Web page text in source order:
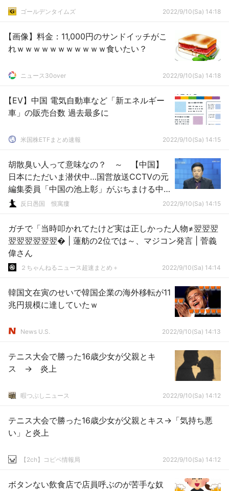
ゴールデンタイムズ 2022/9/10(Sa) 14:18
【画像】料金：11,000円のサンドイッチがこ
れｗｗｗｗｗｗｗｗｗｗｗ食いたい？
ニュース30over 2022/9/10(Sa) 14:18
【EV】中国 電気自動車など「新エネルギー
車」の販売台数 過去最多に
米国株ETFまとめ速報 2022/9/10(Sa) 14:15
胡散臭い人って意味なの？ ～ 【中国】
日本にただいま潜伏中…国営放送CCTVの元
編集委員「中国の池上彰」がぶちまける中
国メディアの内情
反日愚国 恨寓瘻 2022/9/10(Sa) 14:15
ガチで「当時叩かれてたけど実は正しかった人物≠翌翌翌
翌翌翌翌翌翌� | 蓮舫の2位では～、マジコン発言 | 菅義
偉さん
２ちゃんねるニュース超速まとめ＋ 2022/9/10(Sa) 14:14
韓国文在寅のせいで韓国企業の海外移転が11
兆円規模に達していたｗ
News U.S. 2022/9/10(Sa) 14:13
テニス大会で勝った16歳少女が父親とキ
ス → 炎上
暇つぶしニュース 2022/9/10(Sa) 14:12
テニス大会で勝った16歳少女が父親とキス→「気持ち悪
い」と炎上
【2ch】コピペ情報局 2022/9/10(Sa) 14:12
ボタンない飲食店で店員呼ぶのが苦手な奴